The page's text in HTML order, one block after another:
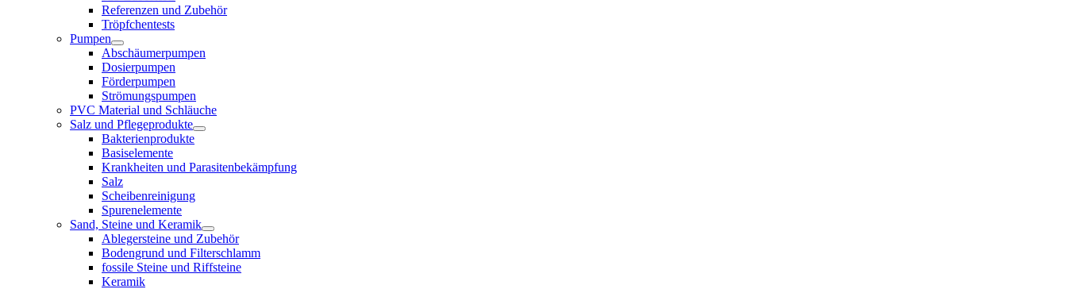
Referenzen und Zubehör
Tröpfchentests
Pumpen
Abschäumerpumpen
Dosierpumpen
Förderpumpen
Strömungspumpen
PVC Material und Schläuche
Salz und Pflegeprodukte
Bakterienprodukte
Basiselemente
Krankheiten und Parasitenbekämpfung
Salz
Scheibenreinigung
Spurenelemente
Sand, Steine und Keramik
Ablegersteine und Zubehör
Bodengrund und Filterschlamm
fossile Steine und Riffsteine
Keramik